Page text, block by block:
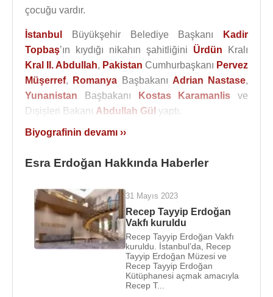
çocuğu vardır.
İstanbul Büyükşehir Belediye Başkanı
Kadir
Topbaş’ın kıydığı nikahın şahitliğini Ürdün Kralı
Kral II. Abdullah, Pakistan Cumhurbaşkanı Pervez
Müşerref, Romanya Başbakanı Adrian Nastase,
Yunanistan Başbakanı Kostas Karamanlis ve
Dışişleri Bakanı Abdullah Gül yaptı.
BaşbakanRecep Tayyip Erdoğan
2013 yılı sonu itibari ile görevinden ayrıldı.
31 Ekim 2012 tarihinde yapılan Yeşilay’ın 69.
olağan genel kurulu toplantısında 12 kişilik yönetim
kurulu içine Esra Erdoğan (Albayrak) da seçilmiştir.
Kaynak:Biyografiler.com
Biyografinin devamı ››
Esra Erdoğan Hakkında Haberler
31 Mayıs 2023
Recep Tayyip Erdoğan
Vakfı kuruldu
Recep Tayyip Erdoğan Vakfı
kuruldu. İstanbul’da, Recep
Tayyip Erdoğan Müzesi ve
Recep Tayyip Erdoğan
Kütüphanesi açmak amacıyla
Recep T...